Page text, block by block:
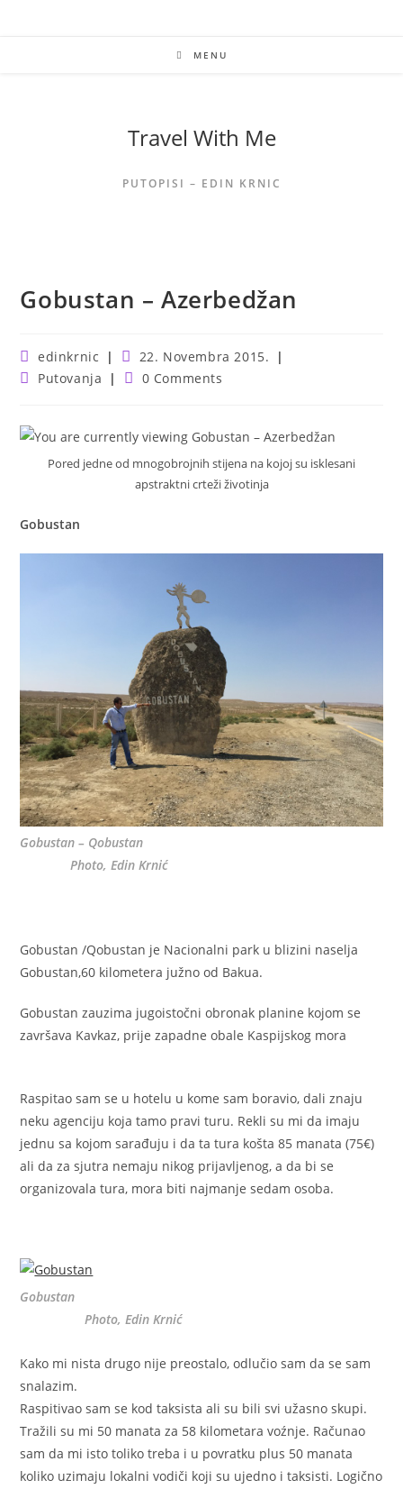
MENU
Travel With Me
PUTOPISI – EDIN KRNIC
Gobustan – Azerbedžan
Post
author:
edinkrnic
Post
published:
22. Novembra 2015.
PostPutovanja
Post0 Comments
Pored jedne od mnogobrojnih stijena na kojoj su isklesani
apstraktni crteži životinja
Gobustan
Gobustan – Qobustan
Photo, Edin Krnić
Gobustan /Qobustan je Nacionalni park u blizini naselja
Gobustan,60 kilometera južno od Bakua.
Gobustan zauzima jugoistočni obronak planine kojom se
završava Kavkaz, prije zapadne obale Kaspijskog mora
Raspitao sam se u hotelu u kome sam boravio, dali znaju
neku agenciju koja tamo pravi turu. Rekli su mi da imaju
jednu sa kojom sarađuju i da ta tura košta 85 manata (75€)
ali da za sjutra nemaju nikog prijavljenog, a da bi se
organizovala tura, mora biti najmanje sedam osoba.
Gobustan
Photo, Edin Krnić
Kako mi nista drugo nije preostalo, odlučio sam da se sam
snalazim.
Raspitivao sam se kod taksista ali su bili svi užasno skupi.
Tražili su mi 50 manata za 58 kilometara voźnje. Računao
sam da mi isto toliko treba i u povratku plus 50 manata
koliko uzimaju lokalni vodiči koji su ujedno i taksisti. Logično